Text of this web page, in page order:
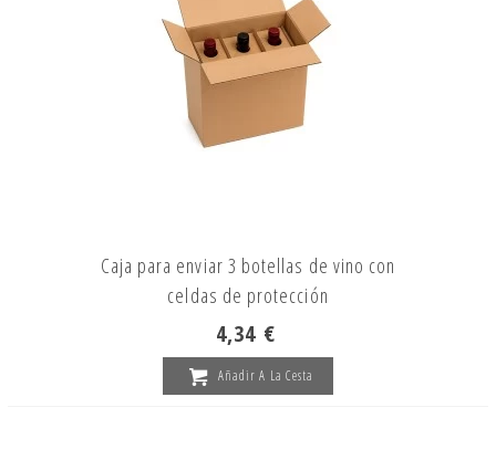
Caja para enviar 3 botellas de vino con
celdas de protección
4,34 €
Añadir A La Cesta